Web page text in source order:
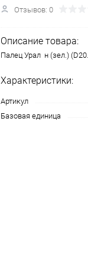
Отзывов: 0
Описание товара:
Палец Урал н (зел.)
Характеристики:
Артикул
Базовая единица